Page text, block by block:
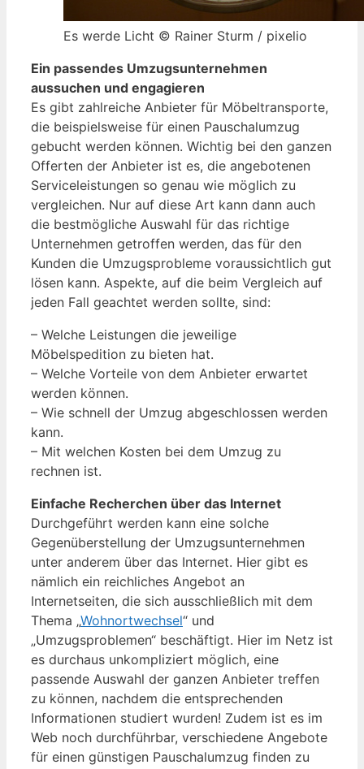
Es werde Licht © Rainer Sturm / pixelio
Ein passendes Umzugsunternehmen
aussuchen und engagieren
Es gibt zahlreiche Anbieter für Möbeltransporte,
die beispielsweise für einen Pauschalumzug
gebucht werden können. Wichtig bei den ganzen
Offerten der Anbieter ist es, die angebotenen
Serviceleistungen so genau wie möglich zu
vergleichen. Nur auf diese Art kann dann auch
die bestmögliche Auswahl für das richtige
Unternehmen getroffen werden, das für den
Kunden die Umzugsprobleme voraussichtlich gut
lösen kann. Aspekte, auf die beim Vergleich auf
jeden Fall geachtet werden sollte, sind:
– Welche Leistungen die jeweilige
Möbelspedition zu bieten hat.
– Welche Vorteile von dem Anbieter erwartet
werden können.
– Wie schnell der Umzug abgeschlossen werden
kann.
– Mit welchen Kosten bei dem Umzug zu
rechnen ist.
Einfache Recherchen über das Internet
Durchgeführt werden kann eine solche
Gegenüberstellung der Umzugsunternehmen
unter anderem über das Internet. Hier gibt es
nämlich ein reichliches Angebot an
Internetseiten, die sich ausschließlich mit dem
Thema „Wohnortwechsel“ und
„Umzugsproblemen“ beschäftigt. Hier im Netz ist
es durchaus unkompliziert möglich, eine
passende Auswahl der ganzen Anbieter treffen
zu können, nachdem die entsprechenden
Informationen studiert wurden! Zudem ist es im
Web noch durchführbar, verschiedene Angebote
für einen günstigen Pauschalumzug finden zu